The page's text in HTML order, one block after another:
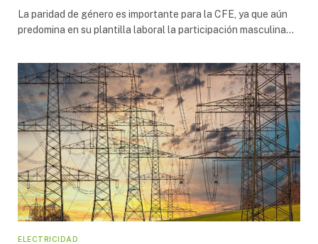
La paridad de género es importante para la CFE, ya que aún
predomina en su plantilla laboral la participación masculina…
ELECTRICIDAD